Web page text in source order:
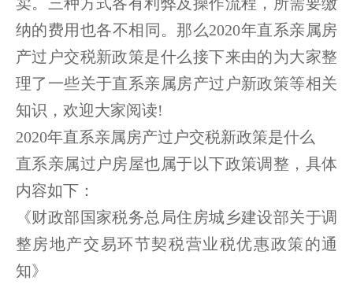
纳的费用也各不相同。那么2020年直系亲属房
产过户交税新政策是什么接下来由的为大家整
理了一些关于直系亲属房产过户新政策等相关
知识，欢迎大家阅读!
2020年直系亲属房产过户交税新政策是什么
直系亲属过户房屋也属于以下政策调整，具体
内容如下：
《财政部国家税务总局住房城乡建设部关于调
整房地产交易环节契税营业税优惠政策的通
知》